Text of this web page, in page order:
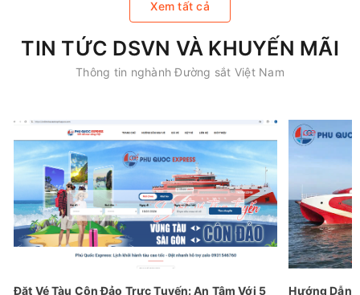
Xem tất cả
TIN TỨC DSVN VÀ KHUYẾN MÃI
Thông tin nghành Đường sắt Việt Nam
Đặt Vé Tàu Côn Đảo Trực Tuyến: An Tâm Với 5
Hướng Dẫn